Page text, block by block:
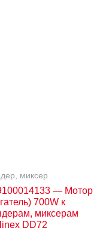
миксер
— Мотор
700W к
миксерам
DD72